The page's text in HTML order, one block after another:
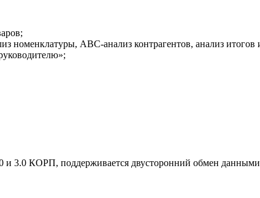
номенклатуры, ABC-анализ контрагентов, анализ итогов
и 3.0 КОРП, поддерживается двусторонний обмен